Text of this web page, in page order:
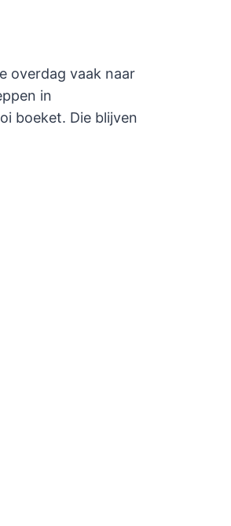
overdag vaak naar
in
boeket. Die blijven